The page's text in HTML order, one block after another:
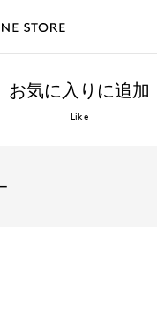
お気に入りに追加
Like